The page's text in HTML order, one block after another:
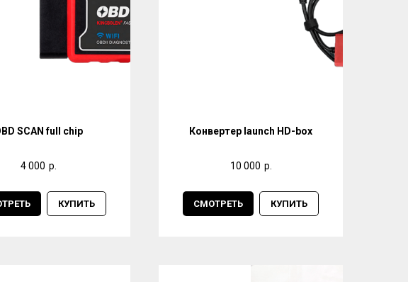
SCAN full chip
4 000 р.
КУПИТЬ
Конвертер launch HD-box
10 000 р.
СМОТРЕТЬ КУПИТЬ